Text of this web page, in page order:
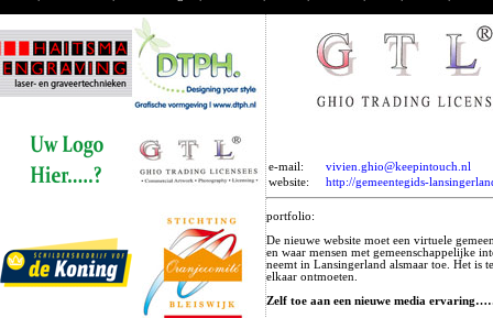
e-mail:
vivien.ghio@keepintouch.nl
website:
http://gemeentegids-
portfolio:
De nieuwe website moet een virtuele
en waar mensen met gemeenschappelijke
neemt in Lansingerland alsmaar toe. Het is
elkaar ontmoeten.
Zelf toe aan een nieuwe media